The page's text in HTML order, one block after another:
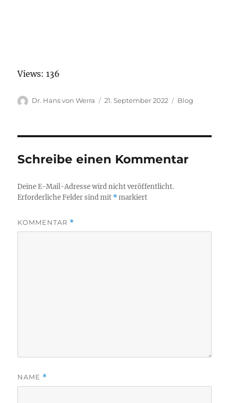
Views: 136
Autor
Dr. Hans von Werra
Veröffentlicht
21. September 2022 Kategorien
Blog
Schreibe einen Kommentar
Deine E-Mail-Adresse wird nicht veröffentlicht.
Erforderliche Felder sind mit *markiert
KOMMENTAR *
NAME *